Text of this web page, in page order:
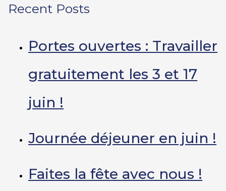
Recent Posts
Portes ouvertes : Travailler
gratuitement les 3 et 17
juin !
Journée déjeuner en juin !
Faites la fête avec nous !